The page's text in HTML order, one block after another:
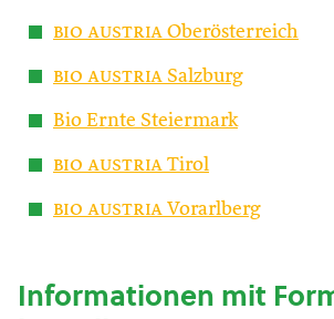
bio austria Oberösterreich
bio austria Salzburg
Bio Ernte Steiermark
bio austria Tirol
bio austria Vorarlberg
Informationen mit